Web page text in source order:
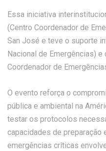
Essa iniciativa
(Centro Coordenador de
San José e teve o suporte
Nacional de Emergências) e
Coordenador de
O evento reforça o
pública e ambiental na
testar os protocolos
capacidades de preparação
emergências críticas